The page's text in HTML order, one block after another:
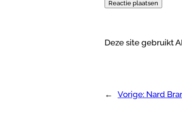
Deze site gebruikt
← Vorige: Nard